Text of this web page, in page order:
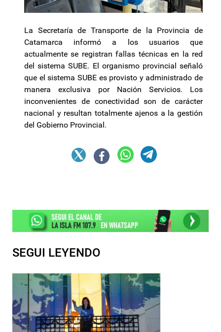
La Secretaría de Transporte de la Provincia de
Catamarca informó a los usuarios que
actualmente se registran fallas técnicas en la red
del sistema SUBE. El organismo provincial señaló
que el sistema SUBE es provisto y administrado de
manera exclusiva por Nación Servicios. Los
inconvenientes de conectividad son de carácter
nacional y resultan totalmente ajenos a la gestión
del Gobierno Provincial.
SEGUI LEYENDO